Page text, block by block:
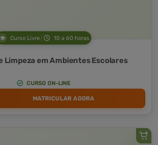
Curso Livre 10 a 60 horas
Limpeza em Ambientes Escolares
CURSO ON-LINE
MATRICULAR AGORA